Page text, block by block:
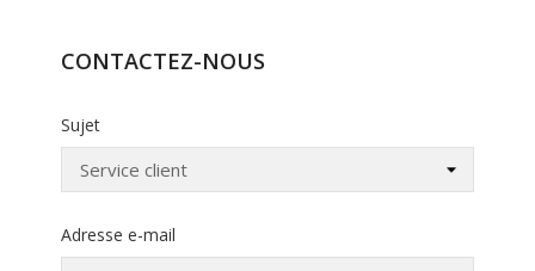
CONTACTEZ-NOUS
Sujet
Adresse e-mail